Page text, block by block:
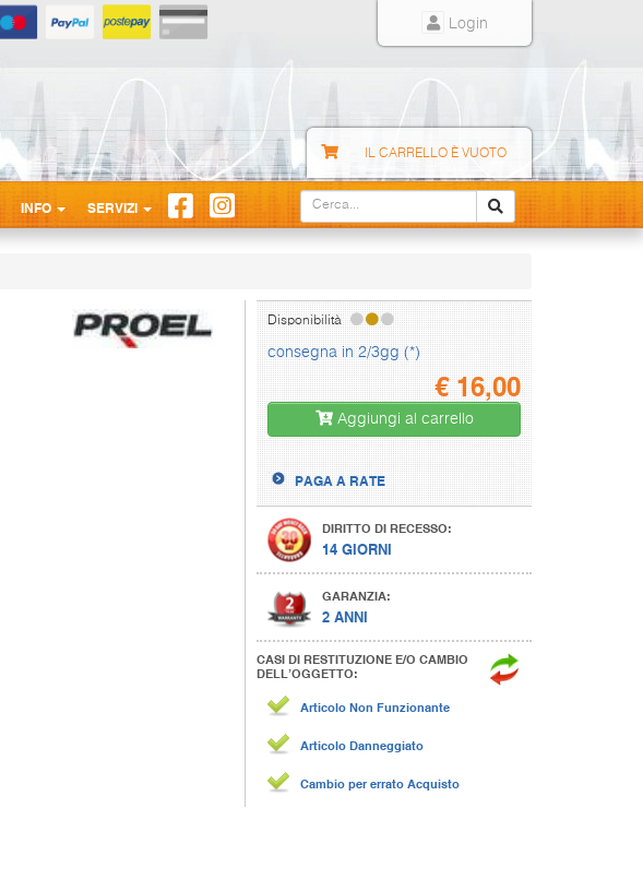
Login
IL CARRELLO È VUOTO
INFO SERVIZI
Disponibilità
consegna in 2/3gg (*)
€16,00
Aggiungi al carrello
PAGA A RATE
DIRITTO DI RECESSO:
14 GIORNI
GARANZIA:
2 ANNI
CASI DI RESTITUZIONE E/O CAMBIO
DELL’OGGETTO:
Articolo Non Funzionante
Articolo Danneggiato
Cambio per errato Acquisto